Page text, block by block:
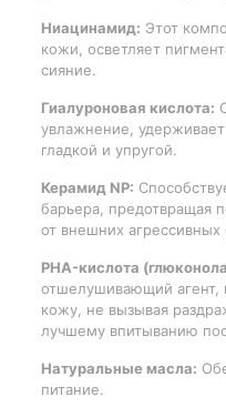
Ниацинамид: Этот
кожи, осветляет
сияние.
Гиалуроновая кислота:
увлажнение,
гладкой и упругой.
Керамид NP:
барьера, предотвращая
от внешних агрессивных
PHA-кислота
отшелушивающий агент,
кожу, не вызывая
лучшему впитыванию
Натуральные масла:
питание.